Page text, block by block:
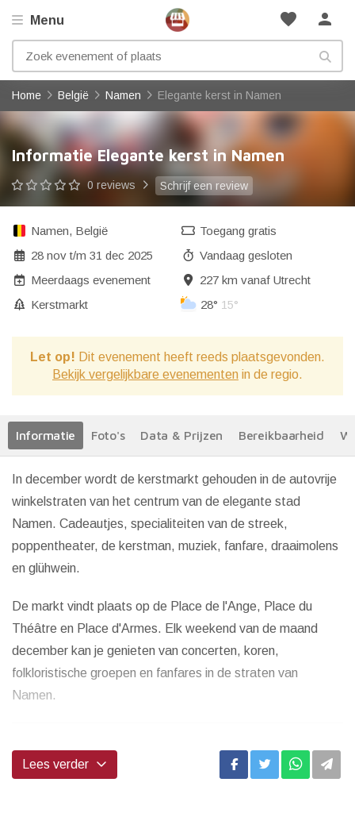
favorite person
Menu
Home België Namen Elegante kerst in Namen
Informatie Elegante kerst in Namen
0 reviews Schrijf een review
Namen, België
28 novt/m 31 dec 2025
Meerdaags evenement
Kerstmarkt
Toegang gratis
Vandaag gesloten
227 km vanaf Utrecht
28° 15°
Let op! Dit evenement heeft reeds plaatsgevonden.
Bekijk vergelijkbare evenementen in de regio.
Informatie Foto's Data & Prijzen Bereikbaarheid
In december wordt de kerstmarkt gehouden in de autovrije
winkelstraten van het centrum van de elegante stad
Namen. Cadeautjes, specialiteiten van de streek,
poppentheater, de kerstman, muziek, fanfare, draaimolens
en glühwein.
De markt vindt plaats op de Place de l'Ange, Place du
Théâtre en Place d'Armes. Elk weekend van de maand
december kan je genieten van concerten, koren,
folkloristische groepen en fanfares in de straten van
Namen.
Lees verder